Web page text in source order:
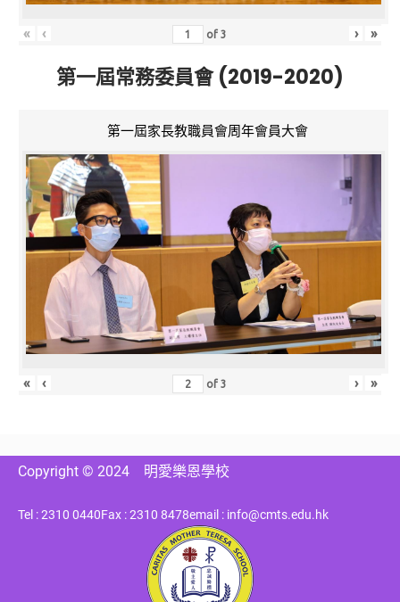
« ‹ of3 › »
第一屆常務委員會 (2019-2020)
第一屆家長教職員會周年會員大會
« ‹ of3 › »
Copyright © 2024 明愛樂恩學校
Tel : 2310 0440Fax : 2310 8478email : info@cmts.edu.hk